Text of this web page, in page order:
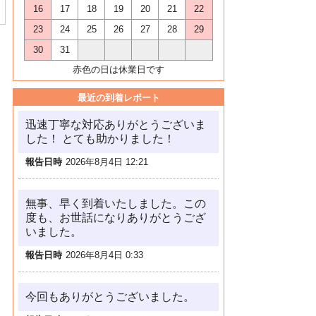
16
17 18 19 20 21
22
23
24 25 26 27 28
29
30
31
赤色の日は休業日です
最近の到着レポート
迅速丁寧な対応ありがとうございま
した！ とても助かりました！
報告日時 2026年8月4日 12:21
無事、早く到着いたしました。この
度も、お世話になりありがとうござ
いました。
報告日時 2026年8月4日 0:33
今回もありがとうございました。